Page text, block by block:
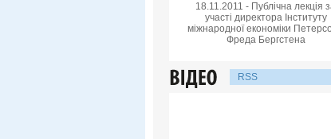
18.11.2011 - Публічна лекція
участі директора Інституту
міжнародної економіки
Фреда Бергстена
RSS